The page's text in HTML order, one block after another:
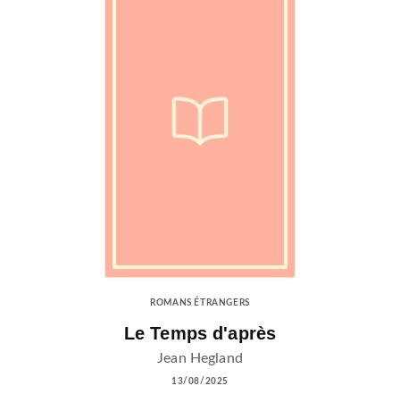
ROMANS ÉTRANGERS
Le Temps d'après
Jean Hegland
13/08/2025